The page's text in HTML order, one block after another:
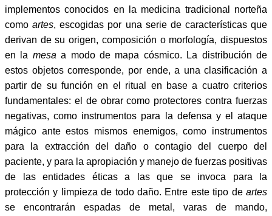
implementos conocidos en la medicina tradicional norteña
comoartes, escogidas por una serie de características que
derivan de su origen, composición o morfología, dispuestos
en la mesa a modo de mapa cósmico. La distribución de
estos objetos corresponde, por ende, a una clasificación a
partir de su función en el ritual en base a cuatro criterios
fundamentales: el de obrar como protectores contra fuerzas
negativas, como instrumentos para la defensa y el ataque
mágico ante estos mismos enemigos, como instrumentos
para la extracción del daño o contagio del cuerpo del
paciente, y para la apropiación y manejo de fuerzas positivas
de las entidades éticas a las que se invoca para la
protección y limpieza de todo daño. Entre este tipo de artes
se encontrarán espadas de metal, varas de mando,